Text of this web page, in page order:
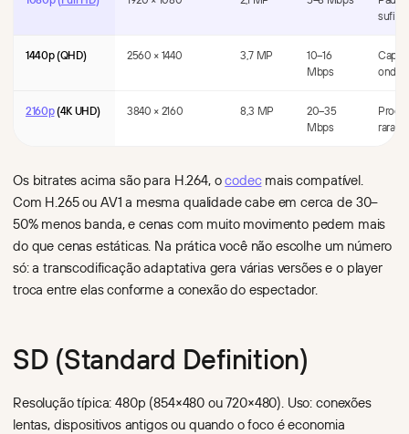
1440p (QHD) 2560 × 1440 3,7 MP
10–16
Mbps
onde
2160p(4K UHD) 3840 × 2160 8,3 MP
20–35
Mbps
Os bitrates acima são para H.264, ocodecmais compatível.
Com H.265 ou AV1 a mesma qualidade cabe em cerca de 30–
50% menos banda, e cenas com muito movimento pedem mais
do que cenas estáticas. Na prática você não escolhe um número
só: a transcodificação adaptativa gera várias versões e o player
troca entre elas conforme a conexão do espectador.
SD (Standard Definition)
Resolução típica: 480p (854×480 ou 720×480). Uso: conexões
lentas, dispositivos antigos ou quando o foco é economia